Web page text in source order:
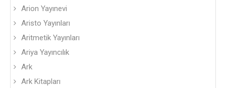
Arion Yayınevi
Aristo Yayınları
Aritmetik Yayınları
Ariya Yayıncılık
Ark
Ark Kitapları